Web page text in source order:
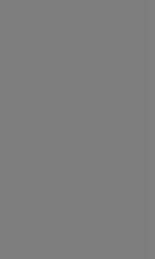
contact/